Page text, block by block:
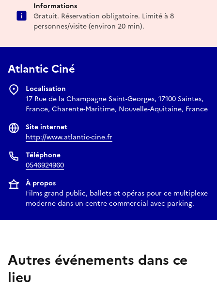
Informations
Gratuit. Réservation obligatoire. Limité à 8
personnes/visite (environ 20 min).
Atlantic Ciné
Localisation
17 Rue de la Champagne Saint-Georges, 17100 Saintes,
France, Charente-Maritime, Nouvelle-Aquitaine, France
Site internet
http://www.atlantic-cine.fr
Téléphone
0546924960
À propos
Films grand public, ballets et opéras pour ce multiplexe
moderne dans un centre commercial avec parking.
Autres événements dans ce
lieu